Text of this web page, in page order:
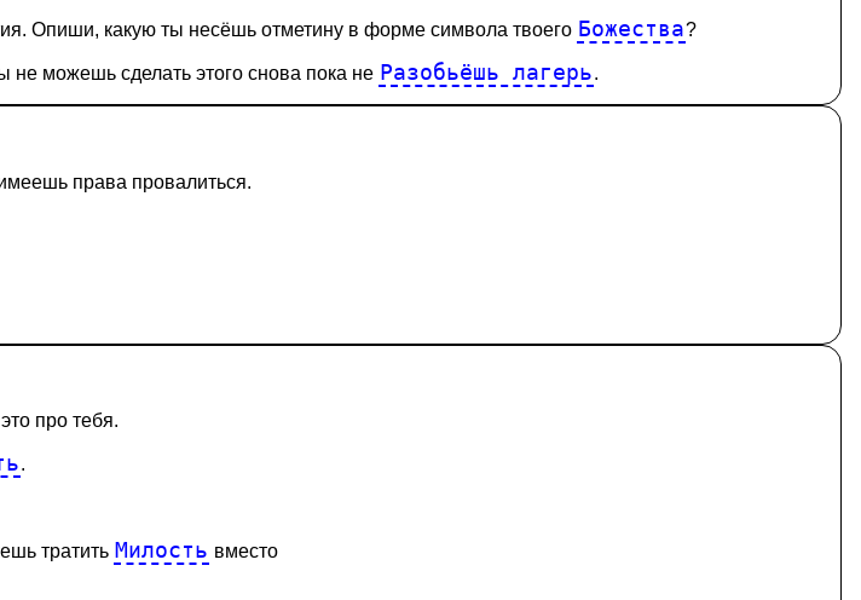
Опиши, какую ты несёшь отметину в форме символа твоего Божества?
можешь сделать этого снова пока не Разобьёшь лагерь.
права провалиться.
про тебя.
.
тратить Милость вместо